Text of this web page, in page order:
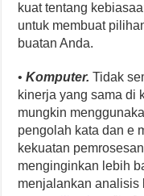
kuat tentang
untuk membuat
buatan Anda.
•Komputer. Tidak
kinerja yang sama di
mungkin
pengolah kata dan e
kekuatan
menginginkan lebih
menjalankan analisis